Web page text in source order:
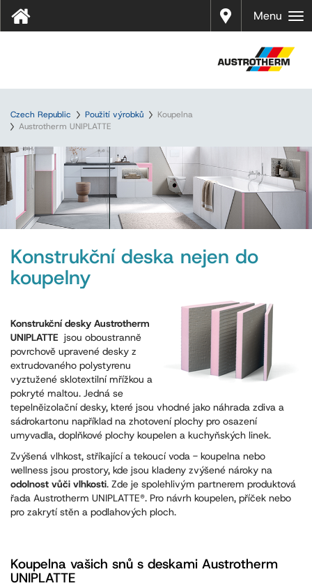
Prodej
Menu
Czech Republic Použití výrobků
Koupelna
Austrotherm UNIPLATTE
Konstrukční deska nejen do
koupelny
Konstrukční desky Austrotherm
UNIPLATTE jsou oboustranně
povrchově upravené desky z
extrudovaného polystyrenu
vyztužené sklotextilní mřížkou a
pokryté maltou. Jedná se
tepelněizolační desky, které jsou vhodné jako náhrada zdiva a
sádrokartonu například na zhotovení plochy pro osazení
umyvadla, doplňkové plochy koupelen a kuchyňských linek.
Zvýšená vlhkost, stříkající a tekoucí voda - koupelna nebo
wellness jsou prostory, kde jsou kladeny zvýšené nároky na
odolnost vůči vlhkosti. Zde je spolehlivým partnerem produktová
řada Austrotherm UNIPLATTE®. Pro návrh koupelen, příček nebo
pro zakrytí stěn a podlahových ploch.
Koupelna vašich snů s deskami Austrotherm
UNIPLATTE